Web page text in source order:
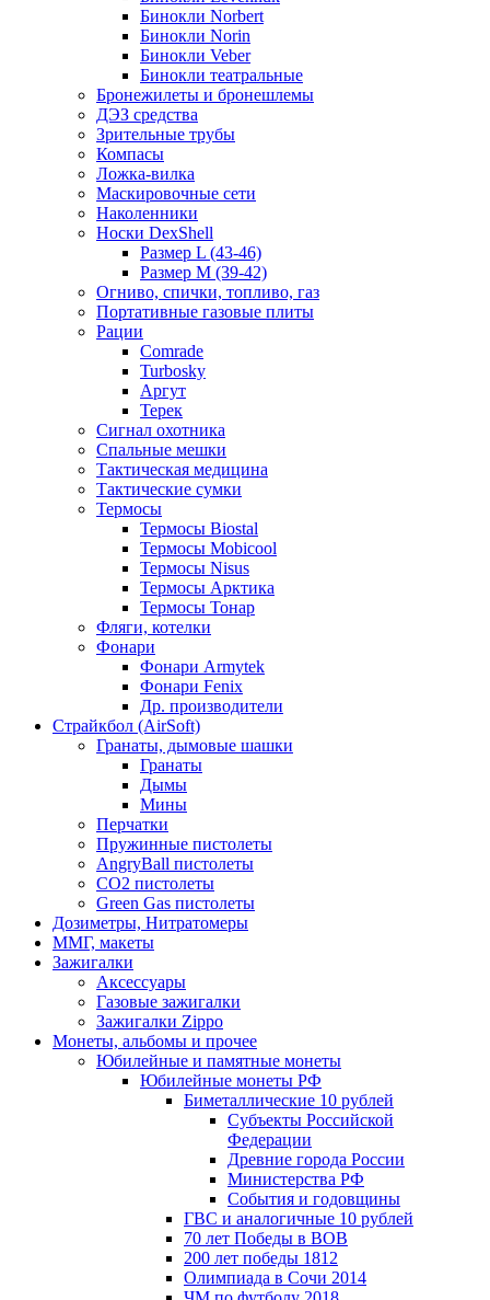
Бинокли Norbert
Бинокли Norin
Бинокли Veber
Бинокли театральные
Бронежилеты и бронешлемы
ДЭЗ средства
Зрительные трубы
Компасы
Ложка-вилка
Маскировочные сети
Наколенники
Носки DexShell
Размер L (43-46)
Размер M (39-42)
Огниво, спички, топливо, газ
Портативные газовые плиты
Рации
Comrade
Turbosky
Аргут
Терек
Сигнал охотника
Спальные мешки
Тактическая медицина
Тактические сумки
Термосы
Термосы Biostal
Термосы Mobicool
Термосы Nisus
Термосы Арктика
Термосы Тонар
Фляги, котелки
Фонари
Фонари Armytek
Фонари Fenix
Др. производители
Страйкбол (AirSoft)
Гранаты, дымовые шашки
Гранаты
Дымы
Мины
Перчатки
Пружинные пистолеты
AngryBall пистолеты
CO2 пистолеты
Green Gas пистолеты
Дозиметры, Нитратомеры
ММГ, макеты
Зажигалки
Аксессуары
Газовые зажигалки
Зажигалки Zippo
Монеты, альбомы и прочее
Юбилейные и памятные монеты
Юбилейные монеты РФ
Биметаллические 10 рублей
Субъекты Российской
Федерации
Древние города России
Министерства РФ
События и годовщины
ГВС и аналогичные 10 рублей
70 лет Победы в ВОВ
200 лет победы 1812
Олимпиада в Сочи 2014